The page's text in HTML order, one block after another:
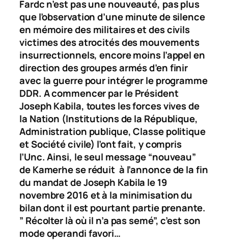
Fardc n’est pas une nouveauté, pas plus
que l’observation d’une minute de silence
en mémoire des militaires et des civils
victimes des atrocités des mouvements
insurrectionnels, encore moins l’appel en
direction des groupes armés d’en finir
avec la guerre pour intégrer le programme
DDR. A commencer par le Président
Joseph Kabila, toutes les forces vives de
la Nation (Institutions de la République,
Administration publique, Classe politique
et Société civile) l’ont fait, y compris
l’Unc. Ainsi, le seul message “nouveau”
de Kamerhe se réduit à l’annonce de la fin
du mandat de Joseph Kabila le 19
novembre 2016 et à la minimisation du
bilan dont il est pourtant partie prenante.
” Récolter là où il n’a pas semé”, c’est son
mode operandi favori…